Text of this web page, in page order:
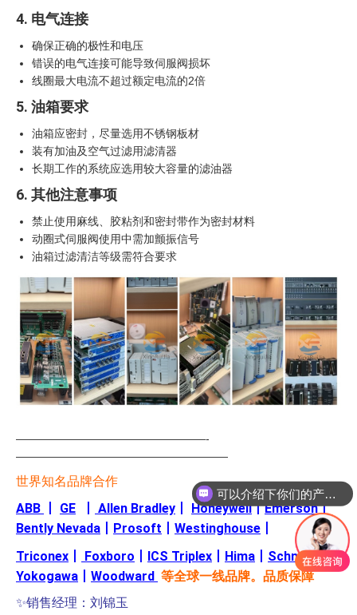
4. 电气连接
确保正确的极性和电压
错误的电气连接可能导致伺服阀损坏
线圈最大电流不超过额定电流的2倍
5. 油箱要求
油箱应密封，尽量选用不锈钢板材
装有加油及空气过滤用滤清器
长期工作的系统应选用较大容量的滤油器
6. 其他注意事项
禁止使用麻线、胶粘剂和密封带作为密封材料
动圈式伺服阀使用中需加颤振信号
油箱过滤清洁等级需符合要求
—————————————————-
———————————————————
世界知名品牌合作
ABB GE Allen Bradley Honeywell丨Emerson丨
Bently Nevada
Prosoft Westinghouse
Triconex
Foxboro ICS Triplex Hima Schneider丨
Yokogawa
Woodward 等全球一线品牌。品质保障
✨销售经理：刘锦玉
可以介绍下你们的产品么
你们是怎么收费的呢